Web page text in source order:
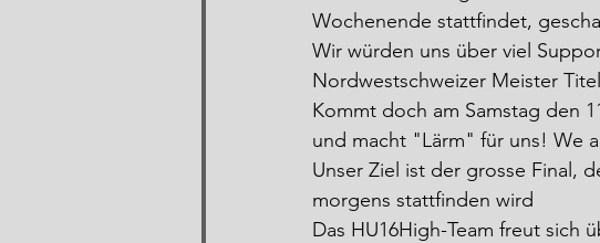
Wochenende stattfindet,
Wir würden uns über viel
Nordwestschweizer Meister
Kommt doch am Samstag den
und macht "Lärm" für uns! We
Unser Ziel ist der grosse Final,
morgens stattfinden wird
Das HU16High-Team freut sich